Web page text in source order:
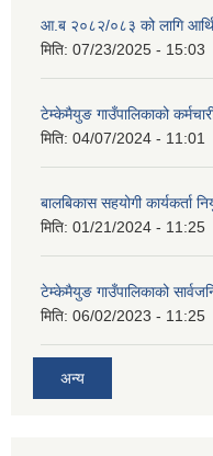
आ.ब २०८२/०८३ को लागि
मिति: 07/23/2025 - 15:03
टेम्केमैयुङ गाउँपालिकाको
मिति: 04/07/2024 - 11:01
बालबिकास सहयोगी कार्यकर्ता
मिति: 01/21/2024 - 11:25
टेम्केमैयुङ गाउँपालिकाको
मिति: 06/02/2023 - 11:25
अन्य